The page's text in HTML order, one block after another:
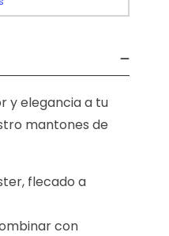
y elegancia a tu
mantones de
flecado a
con